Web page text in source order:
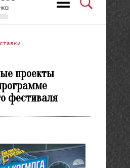
проекты
фестиваля